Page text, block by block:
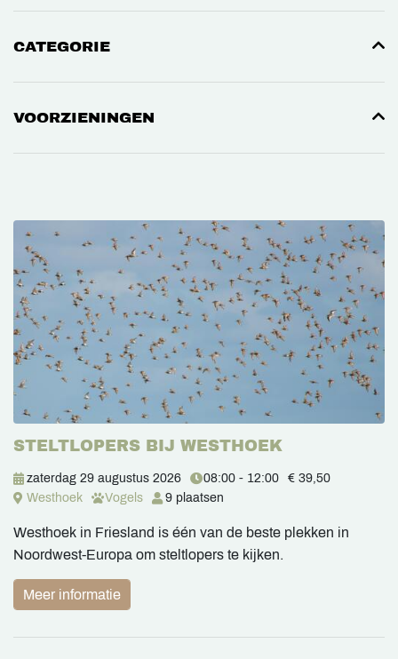
CATEGORIE
VOORZIENINGEN
STELTLOPERS BIJ WESTHOEK
zaterdag 29 augustus 2026 08:00 - 12:00
€ 39,50
Westhoek
Vogels 9 plaatsen
Westhoek in Friesland is één van de beste plekken in
Noordwest-Europa om steltlopers te kijken.
Meer informatie